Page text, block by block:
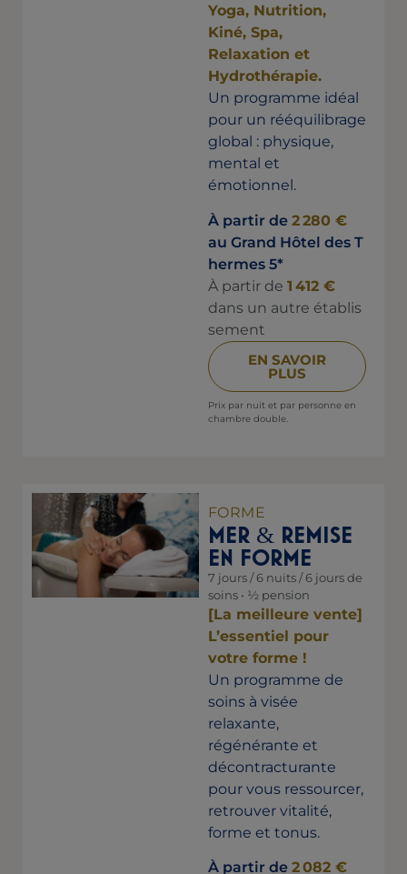
Yoga, Nutrition,
Kiné, Spa,
Relaxation et
Hydrothérapie.
Un programme idéal
pour un rééquilibrage
global : physique,
mental et
émotionnel.
À partir de 2 280 €
au Grand Hôtel des T
hermes 5*
À partir de 1 412 €
dans un autre établis
sement
EN SAVOIR
PLUS
Prix par nuit et par personne en
chambre double.
FORME
MER & REMISE
EN FORME
7 jours / 6 nuits / 6 jours de
soins • ½ pension
[La meilleure vente]
L’essentiel pour
votre forme !
Un programme de
soins à visée
relaxante,
régénérante et
décontracturante
pour vous ressourcer,
retrouver vitalité,
forme et tonus.
À partir de 2 082 €